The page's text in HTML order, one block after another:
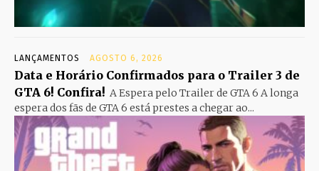
LANÇAMENTOS AGOSTO 6, 2026
Data e Horário Confirmados para o Trailer 3 de
GTA 6! Confira! A Espera pelo Trailer de GTA 6 A longa
espera dos fãs de GTA 6 está prestes a chegar ao...